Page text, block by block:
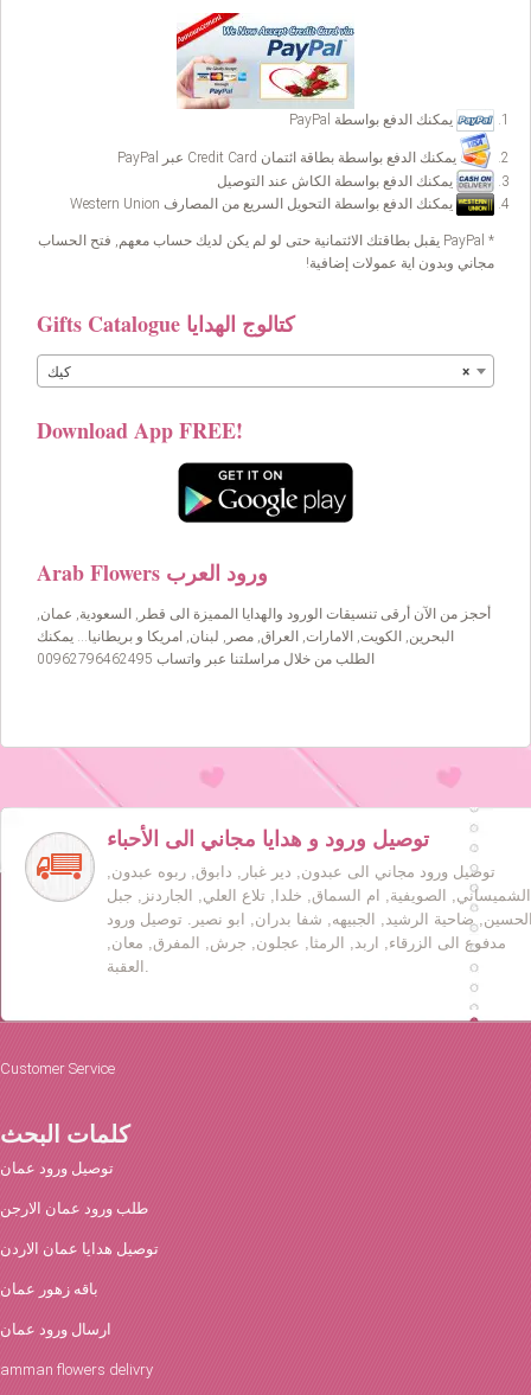
يمكنك الدفع بواسطة PayPal
يمكنك الدفع بواسطة بطاقة ائتمان Credit Card عبر PayPal
يمكنك الدفع بواسطة الكاش عند التوصيل
يمكنك الدفع بواسطة التحويل السريع من المصارف Western Union
* PayPal يقبل بطاقتك الائتمانية حتى لو لم يكن لديك حساب معهم, فتح الحساب
مجاني وبدون اية عمولات إضافية!
Gifts Catalogue كتالوج الهدايا
× كيك
Download App FREE!
Arab Flowers ورود العرب
أحجز من الآن أرقى تنسيقات الورود والهدايا المميزة الى قطر, السعودية, عمان,
البحرين, الكويت, الامارات, العراق, مصر, لبنان, امريكا و بريطانيا… يمكنك
الطلب من خلال مراسلتنا عبر واتساب 00962796462495
توصيل ورود و هدايا مجاني الى الأحباء
توصيل ورود مجاني الى عبدون, دير غبار, دابوق, ربوه عبدون,
الشميساني, الصويفية, ام السماق, خلدا, تلاع العلي, الجاردنز, جبل
ضاحية الرشيد, الجبيهه, شفا بدران, ابو نصير. توصيل ورود
مدفوع الى الزرقاء, اربد, الرمثا, عجلون, جرش, المفرق, معان,
Customer Service
كلمات البحث
توصيل ورود عمان
طلب ورود عمان الارجن
توصيل هدايا عمان الاردن
باقه زهور عمان
ارسال ورود عمان
amman flowers delivry